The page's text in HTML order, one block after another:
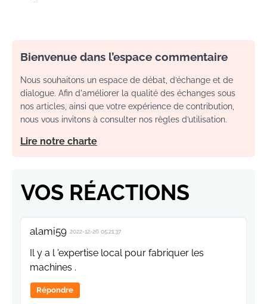
Bienvenue dans l’espace commentaire
Nous souhaitons un espace de débat, d’échange et de
dialogue. Afin d'améliorer la qualité des échanges sous
nos articles, ainsi que votre expérience de contribution,
nous vous invitons à consulter nos règles d’utilisation.
Lire notre charte
VOS RÉACTIONS
alami59 2022-12-26 05:21:37
Il y a l 'expertise local pour fabriquer les
machines .
Répondre